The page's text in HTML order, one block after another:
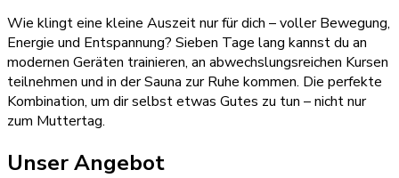
Wie klingt eine kleine Auszeit nur für dich – voller Bewegung,
Energie und Entspannung? Sieben Tage lang kannst du an
modernen Geräten trainieren, an abwechslungsreichen Kursen
teilnehmen und in der Sauna zur Ruhe kommen. Die perfekte
Kombination, um dir selbst etwas Gutes zu tun – nicht nur
zum Muttertag.
Unser Angebot